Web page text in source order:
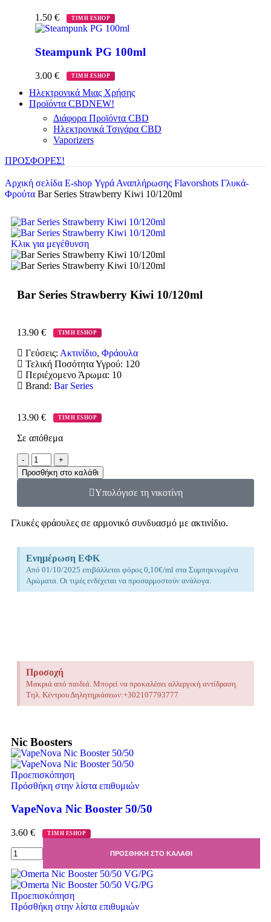
1.50 € ΤΙΜΗ ESHOP
Steampunk PG 100ml
3.00 € ΤΙΜΗ ESHOP
Ηλεκτρονικά Μιας Χρήσης
Προϊόντα CBDNEW!
Διάφορα Προϊόντα CBD
Ηλεκτρονικά Τσιγάρα CBD
Vaporizers
ΠΡΟΣΦΟΡΕΣ!
Αρχική σελίδα E-shop Υγρά Αναπλήρωσης Flavorshots Γλυκά-
Φρούτα Bar Series Strawberry Kiwi 10/120ml
Κλικ για μεγέθυνση
Bar Series Strawberry Kiwi 10/120ml
13.90 € ΤΙΜΗ ESHOP
Γεύσεις: Ακτινίδιο, Φράουλα
Τελική Ποσότητα Υγρού: 120
Περιέχομενο Άρωμα: 10
Brand: Bar Series
13.90 € ΤΙΜΗ ESHOP
Σε απόθεμα
Προσθήκη στο καλάθι
Υπολόγισε τη νικοτίνη
Γλυκές φράουλες σε αρμονικό συνδυασμό με ακτινίδιο.
Ενημέρωση ΕΦΚ
Από 01/10/2025 επιβάλλεται φόρος 0,10€/ml στα Συμπηκνωμένα
Αρώματα. Οι τιμές ενδέχεται να προσαρμοστούν ανάλογα.
Προσοχή
Μακριά από παιδιά. Μπορεί να προκαλέσει αλλεργική αντίδραση.
Τηλ. Κέντρου Δηλητηριάσεων:+302107793777
Nic Boosters
Προεπισκόπηση
Πρόσθήκη στην λίστα επιθυμιών
VapeNova Nic Booster 50/50
3.60 € ΤΙΜΗ ESHOP
ΠΡΟΣΘΉΚΗ ΣΤΟ ΚΑΛΆΘΙ
Προεπισκόπηση
Πρόσθήκη στην λίστα επιθυμιών